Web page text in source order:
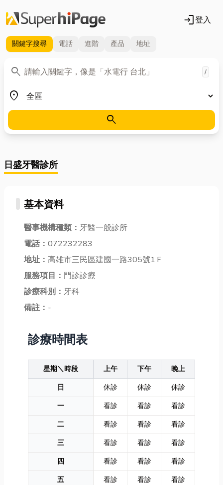
login登入
關鍵字搜尋 電話 進階 產品 地址
search
關鍵字 /
place
地區
search
日盛牙醫診所
基本資料
醫事機構種類： 牙醫一般診所
電話： 072232283
地址： 高雄市三民區建國一路305號1Ｆ
服務項目： 門診診療
診療科別： 牙科
備註： -
診療時間表
星期＼時段 上午 下午
晚上
日
休診 休診
休診
一
看診 看診
看診
二
看診 看診
看診
三
看診 看診
看診
四
看診 看診
看診
五
看診 看診
看診